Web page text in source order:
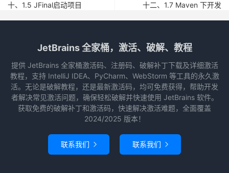
十、1.5 JFinal启动项目 十二、1.7 Maven 下开发
JetBrains 全家桶，激活、破解、教程
提供 JetBrains 全家桶激活码、注册码、破解补丁下载及详细激活
教程，支持 IntelliJ IDEA、PyCharm、WebStorm 等工具的永久激
活。无论是破解教程，还是最新激活码，均可免费获得，帮助开发
者解决常见激活问题，确保轻松破解并快速使用 JetBrains 软件。
获取免费的破解补丁和激活码，快速解决激活难题，全面覆盖
2024/2025 版本！
联系我们  联系我们 